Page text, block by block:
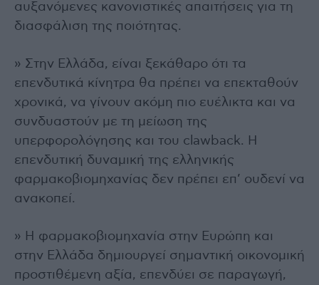
αυξανόμενες κανονιστικές απαιτήσεις για τη
διασφάλιση της ποιότητας.
» Στην Ελλάδα, είναι ξεκάθαρο ότι τα
επενδυτικά κίνητρα θα πρέπει να επεκταθούν
χρονικά, να γίνουν ακόμη πιο ευέλικτα και να
συνδυαστούν με τη μείωση της
υπερφορολόγησης και του clawback. Η
επενδυτική δυναμική της ελληνικής
φαρμακοβιομηχανίας δεν πρέπει επ’ ουδενί να
ανακοπεί.
» Η φαρμακοβιομηχανία στην Ευρώπη και
στην Ελλάδα δημιουργεί σημαντική οικονομική
προστιθέμενη αξία, επενδύει σε παραγωγή,